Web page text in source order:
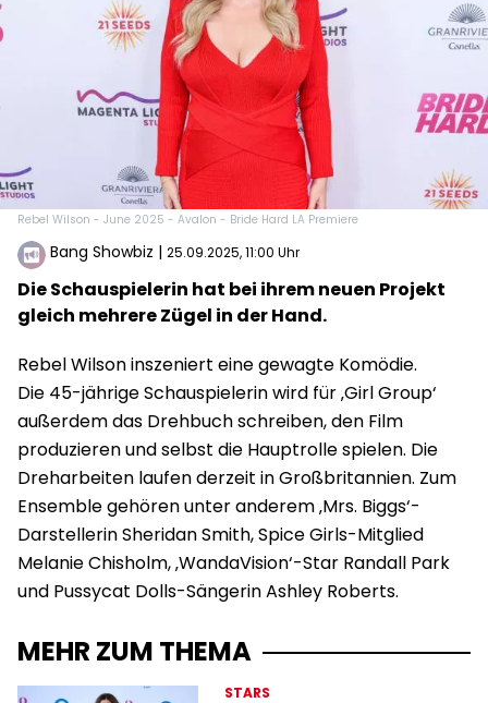
Rebel Wilson - June 2025 - Avalon - Bride Hard LA Premiere
Bang Showbiz | 25.09.2025, 11:00 Uhr
Die Schauspielerin hat bei ihrem neuen Projekt
gleich mehrere Zügel in der Hand.
Rebel Wilson inszeniert eine gewagte Komödie.
Die 45-jährige Schauspielerin wird für ‚Girl Group‘
außerdem das Drehbuch schreiben, den Film
produzieren und selbst die Hauptrolle spielen. Die
Dreharbeiten laufen derzeit in Großbritannien. Zum
Ensemble gehören unter anderem ‚Mrs. Biggs‘-
Darstellerin Sheridan Smith, Spice Girls-Mitglied
Melanie Chisholm, ‚WandaVision‘-Star Randall Park
und Pussycat Dolls-Sängerin Ashley Roberts.
MEHR ZUM THEMA
STARS